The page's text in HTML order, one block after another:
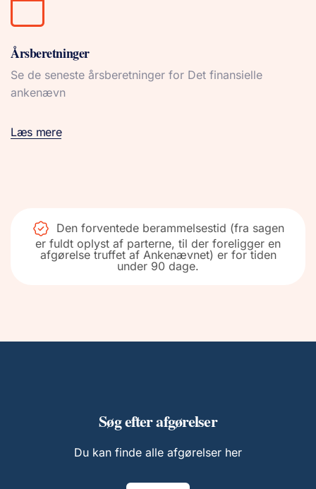
Årsberetninger
Se de seneste årsberetninger for Det finansielle
ankenævn
Læs mere
Den forventede berammelsestid (fra sagen
er fuldt oplyst af parterne, til der foreligger en
afgørelse truffet af Ankenævnet) er for tiden
under 90 dage.
Søg efter afgørelser
Du kan finde alle afgørelser her